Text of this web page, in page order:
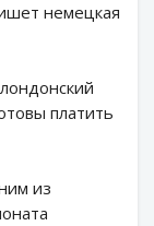
немецкая
платить
из